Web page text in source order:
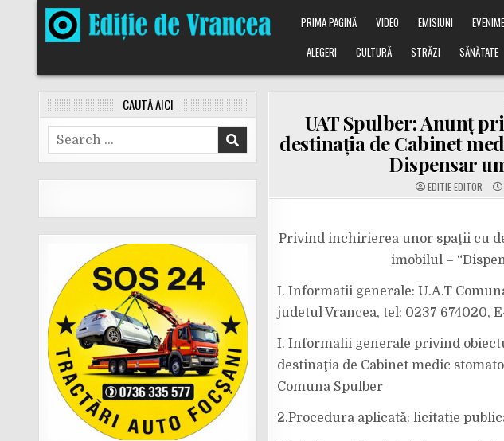
PRIMA PAGINĂ VIDEO EMISIUNI
ALEGERI
CULTURĂ STRĂZI SĂNĂTATE
UAT Spulber: Anunț
destinația de Cabinet
Dispensar
EDITIE EDITOR
Privind inchirierea unor spaţii cu
imobilul –
I. Informatii generale: U.A.T
judetul Vrancea, tel: 0237 674020,
I. Informalii generale privind
destinaţia de Cabinet medic
Comuna Spulber
2.Procedura aplicată: licitatie
CAUTĂ AICI
Search
for: